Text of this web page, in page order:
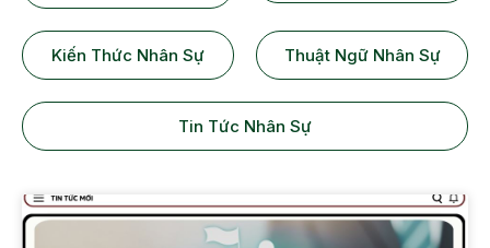
Kiến Thức Nhân Sự Thuật Ngữ Nhân Sự
Tin Tức Nhân Sự